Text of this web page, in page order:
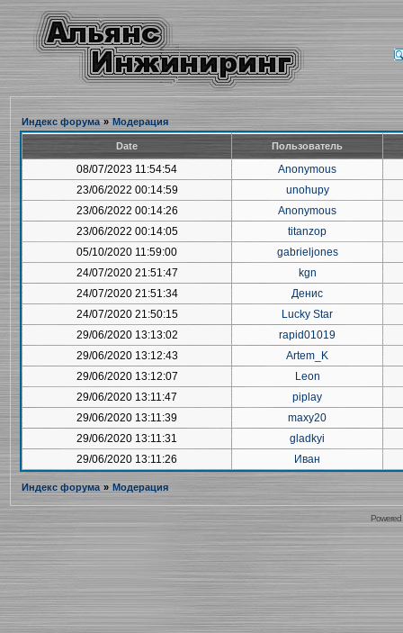
Индекс форума » Модерация
Date Пользователь
08/07/2023 11:54:54
Anonymous
23/06/2022 00:14:59
unohupy
23/06/2022 00:14:26
Anonymous
23/06/2022 00:14:05
titanzop
05/10/2020 11:59:00
gabrieljones
24/07/2020 21:51:47
kgn
24/07/2020 21:51:34
Денис
24/07/2020 21:50:15
Lucky Star
29/06/2020 13:13:02
rapid01019
29/06/2020 13:12:43
Artem_K
29/06/2020 13:12:07
Leon
29/06/2020 13:11:47
piplay
29/06/2020 13:11:39
maxy20
29/06/2020 13:11:31
gladkyi
29/06/2020 13:11:26
Иван
Индекс форума » Модерация